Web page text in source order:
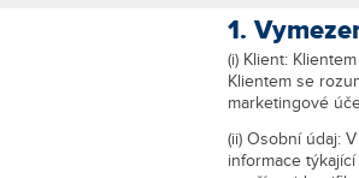
1.
(i) Klient:
Klientem se
marketingové
(ii) Osobní údaj:
informace